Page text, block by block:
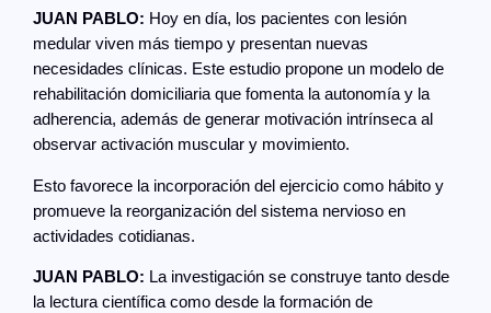
JUAN PABLO: Hoy en día, los pacientes con lesión
medular viven más tiempo y presentan nuevas
necesidades clínicas. Este estudio propone un modelo de
rehabilitación domiciliaria que fomenta la autonomía y la
adherencia, además de generar motivación intrínseca al
observar activación muscular y movimiento.
Esto favorece la incorporación del ejercicio como hábito y
promueve la reorganización del sistema nervioso en
actividades cotidianas.
JUAN PABLO: La investigación se construye tanto desde
la lectura científica como desde la formación de